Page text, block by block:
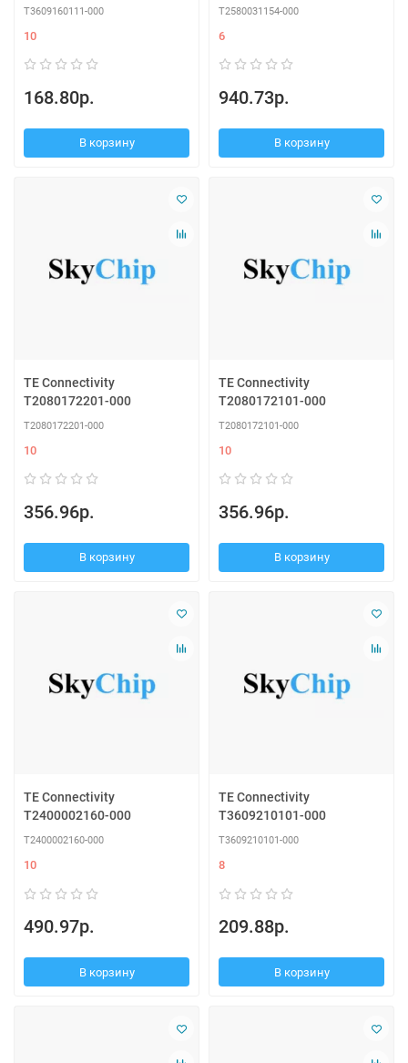
T3609160111-000
10
168.80р.
В корзину
T2580031154-000
6
940.73р.
В корзину
TE Connectivity
T2080172201-000
T2080172201-000
10
356.96р.
В корзину
TE Connectivity
T2080172101-000
T2080172101-000
10
356.96р.
В корзину
TE Connectivity
T2400002160-000
T2400002160-000
10
490.97р.
В корзину
TE Connectivity
T3609210101-000
T3609210101-000
8
209.88р.
В корзину